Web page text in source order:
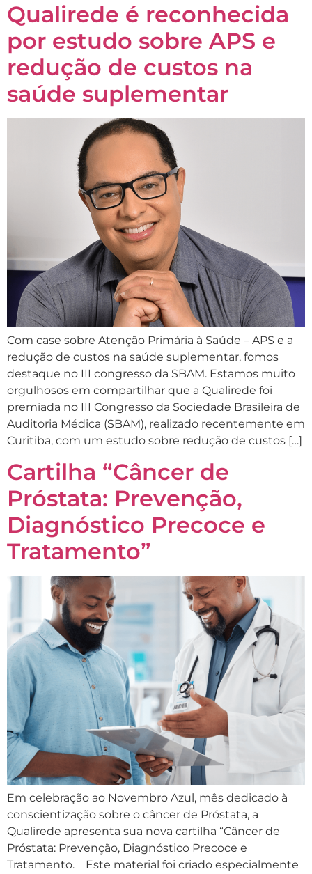
Qualirede é reconhecida
por estudo sobre APS e
redução de custos na
saúde suplementar
Com case sobre Atenção Primária à Saúde – APS e a
redução de custos na saúde suplementar, fomos
destaque no III congresso da SBAM. Estamos muito
orgulhosos em compartilhar que a Qualirede foi
premiada no III Congresso da Sociedade Brasileira de
Auditoria Médica (SBAM), realizado recentemente em
Curitiba, com um estudo sobre redução de custos […]
Cartilha “Câncer de
Próstata: Prevenção,
Diagnóstico Precoce e
Tratamento”
Em celebração ao Novembro Azul, mês dedicado à
conscientização sobre o câncer de Próstata, a
Qualirede apresenta sua nova cartilha “Câncer de
Próstata: Prevenção, Diagnóstico Precoce e
Tratamento. Este material foi criado especialmente